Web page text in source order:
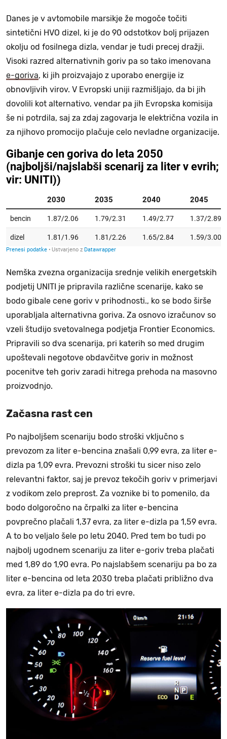
Danes je v avtomobile marsikje že mogoče točiti
sintetični HVO dizel, ki je do 90 odstotkov bolj prijazen
okolju od fosilnega dizla, vendar je tudi precej dražji.
Visoki razred alternativnih goriv pa so tako imenovana
e-goriva, ki jih proizvajajo z uporabo energije iz
obnovljivih virov. V Evropski uniji razmišljajo, da bi jih
dovolili kot alternativo, vendar pa jih Evropska komisija
še ni potrdila, saj za zdaj zagovarja le električna vozila in
za njihovo promocijo plačuje celo nevladne organizacije.
Nemška zvezna organizacija srednje velikih energetskih
podjetij UNITI je pripravila različne scenarije, kako se
bodo gibale cene goriv v prihodnosti., ko se bodo širše
uporabljala alternativna goriva. Za osnovo izračunov so
vzeli študijo svetovalnega podjetja Frontier Economics.
Pripravili so dva scenarija, pri katerih so med drugim
upoštevali negotove obdavčitve goriv in možnost
pocenitve teh goriv zaradi hitrega prehoda na masovno
proizvodnjo.
Začasna rast cen
Po najboljšem scenariju bodo stroški vključno s
prevozom za liter e-bencina znašali 0,99 evra, za liter e-
dizla pa 1,09 evra. Prevozni stroški tu sicer niso zelo
relevantni faktor, saj je prevoz tekočih goriv v primerjavi
z vodikom zelo preprost. Za voznike bi to pomenilo, da
bodo dolgoročno na črpalki za liter e-bencina
povprečno plačali 1,37 evra, za liter e-dizla pa 1,59 evra.
A to bo veljalo šele po letu 2040. Pred tem bo tudi po
najbolj ugodnem scenariju za liter e-goriv treba plačati
med 1,89 do 1,90 evra. Po najslabšem scenariju pa bo za
liter e-bencina od leta 2030 treba plačati približno dva
evra, za liter e-dizla pa do tri evre.